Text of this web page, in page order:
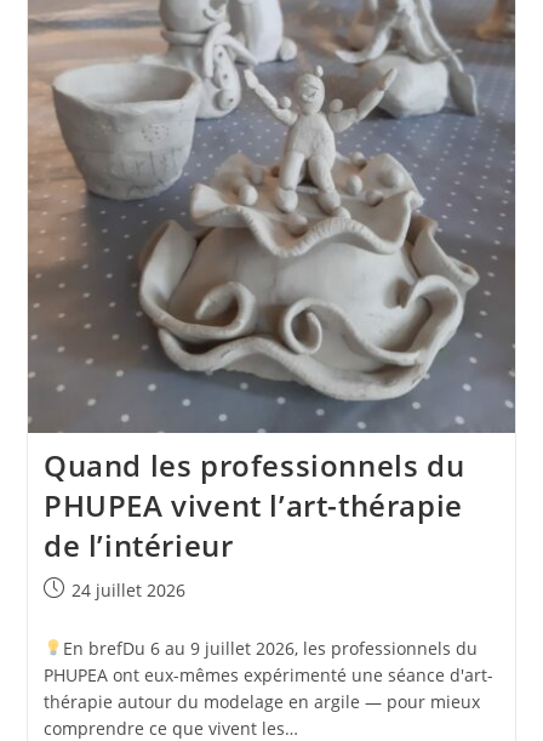
Quand les professionnels du
PHUPEA vivent l’art-thérapie
de l’intérieur
Publication
24 juillet 2026
En brefDu 6 au 9 juillet 2026, les professionnels du
PHUPEA ont eux-mêmes expérimenté une séance d'art-
thérapie autour du modelage en argile — pour mieux
comprendre ce que vivent les…